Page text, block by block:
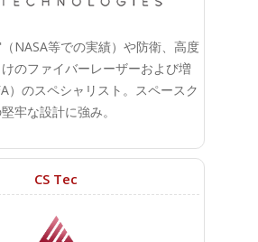
NASA等での実績）や防衛、高度
のファイバーレーザーおよび増
）のスペシャリスト。スペースク
牢な設計に強み。
CS Tec